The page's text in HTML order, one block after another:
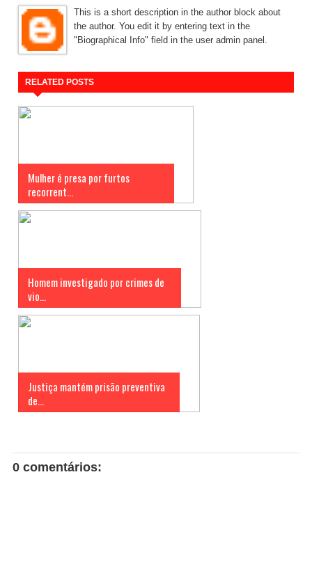
This is a short description in the author block about
the author. You edit it by entering text in the
"Biographical Info" field in the user admin panel.
RELATED POSTS
Mulher é presa por furtos
recorrent...
Homem investigado por crimes de
vio...
Justiça mantém prisão preventiva
de...
0 comentários: